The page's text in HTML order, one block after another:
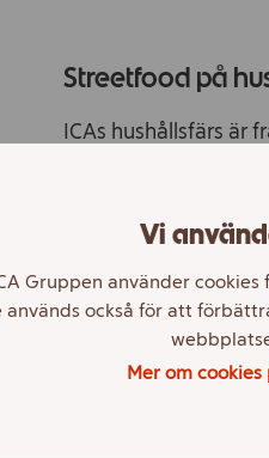
Streetfood på
ICAs hushållsfärs är
av cirka 25-30
potatisflingor och
Vi
Gruppen använder
används också för att
Mer om cookies